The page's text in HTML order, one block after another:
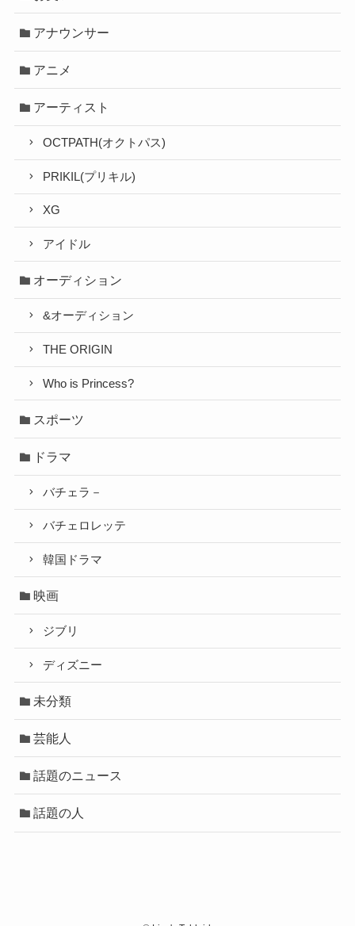
アナウンサー
アニメ
アーティスト
OCTPATH(オクトパス)
PRIKIL(プリキル)
XG
アイドル
オーディション
&オーディション
THE ORIGIN
Who is Princess?
スポーツ
ドラマ
バチェラ－
バチェロレッテ
韓国ドラマ
映画
ジブリ
ディズニー
未分類
芸能人
話題のニュース
話題の人